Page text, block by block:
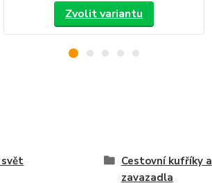
Zvolit variantu
Cestovní kufříky a
zavazadla